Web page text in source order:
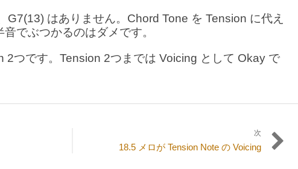
はありません。Chord Tone を Tension に代え
でぶつかるのはダメです。
です。Tension 2つまでは Voicing として Okay で
次
18.5 メロが Tension Note の Voicing